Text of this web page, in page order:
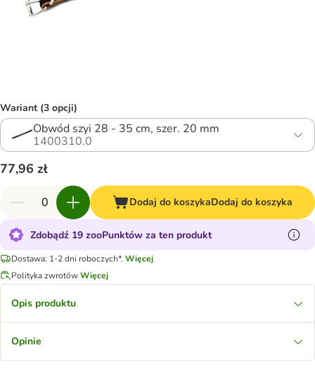
Wariant (3 opcji)
Obwód szyi 28 - 35 cm, szer. 20 mm
1400310.0
77,96 zł
Dodaj do koszykaDodaj do koszyka
Zdobądź 19 zooPunktów za ten produkt
Dostawa: 1-2 dni roboczych*. Więcej
Polityka zwrotówWięcej
Opis produktu
Opinie